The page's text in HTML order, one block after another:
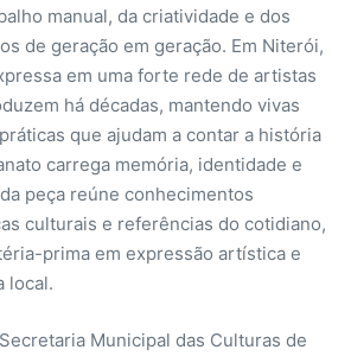
manual, da criatividade e dos
de geração em geração. Em Niterói,
em uma forte rede de artistas
há décadas, mantendo vivas
que ajudam a contar a história
carrega memória, identidade e
peça reúne conhecimentos
culturais e referências do cotidiano,
prima em expressão artística e
local.
Municipal das Culturas de